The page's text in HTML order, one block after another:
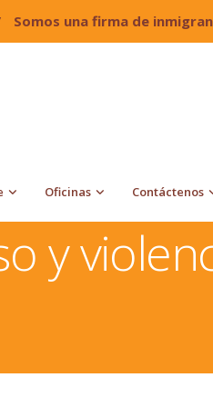
Somos una firma de
Oficinas Contáctenos
y